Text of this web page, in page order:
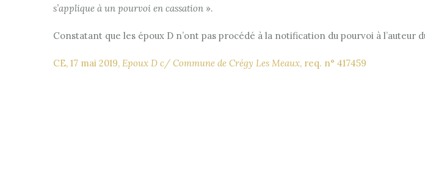
s’applique à un pourvoi en cassation ».
Constatant que les époux D n’ont pas procédé à la notification du pourvoi à l’auteur
CE, 17 mai 2019, Epoux D c/ Commune de Crégy Les Meaux, req. n° 417459